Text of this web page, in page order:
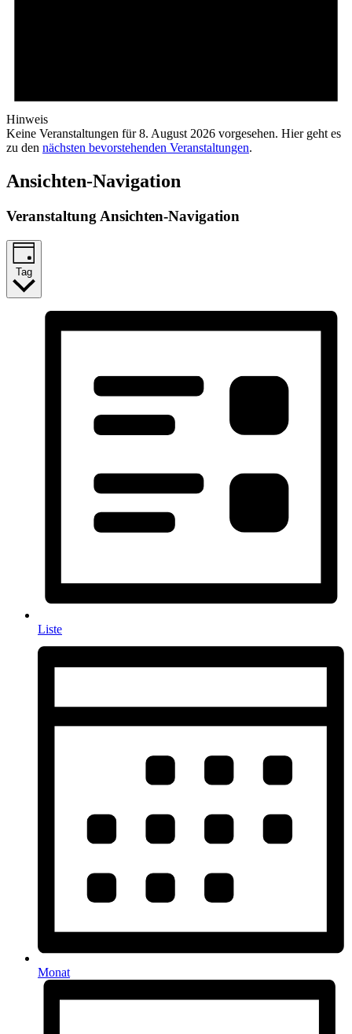
Hinweis
Keine Veranstaltungen für 8. August 2026 vorgesehen. Hier geht es
zu den nächsten bevorstehenden Veranstaltungen.
Ansichten-Navigation
Veranstaltung Ansichten-Navigation
Tag
Liste
Monat